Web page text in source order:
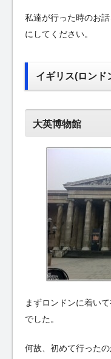
私達が行った時のお
にしてください。
イギリス(ロンド
大英博物館
まずロンドンに着い
でした。
何故、初めて行った